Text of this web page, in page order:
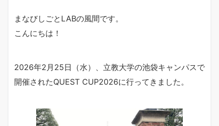
まなびしごとLABの風間です。
こんにちは！
2026年2月25日（水）、立教大学の池袋キャンパスで
開催されたQUEST CUP2026に行ってきました。